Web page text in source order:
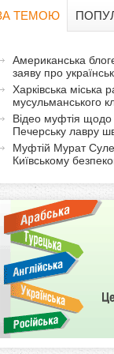
ТЕМОЮ
т
Американська
заяву про
Харківська
мусульманського
Відео муфтія щодо
Печерську лавру
Муфтій Мурат
Київському